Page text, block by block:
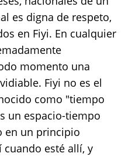
es digna de respeto,
en Fiyi. En cualquier
momento una
Fiyi no es el
como "tiempo
un espacio-tiempo
en un principio
esté allí, y